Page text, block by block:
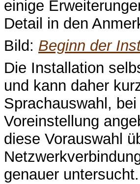
einige
Detail in den
Bild: Beginn der
Die Installation
und kann daher
Sprachauswahl,
Voreinstellung
diese Vorauswahl
genauer untersucht.